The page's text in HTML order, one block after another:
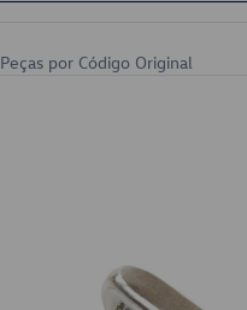
Peças por Código Original